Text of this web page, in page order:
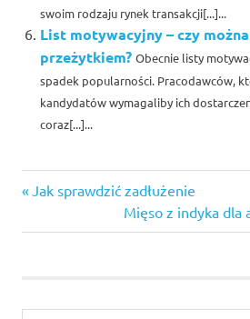
swoim rodzaju rynek transakcji[...]...
List motywacyjny – czy
przeżytkiem? Obecnie listy
spadek popularności. Pracodawców,
kandydatów wymagaliby ich
coraz[...]...
Nawigacja
wpisu
Previous
Jak sprawdzić zadłużenie
Next
Post:
Mięso z indyka dla